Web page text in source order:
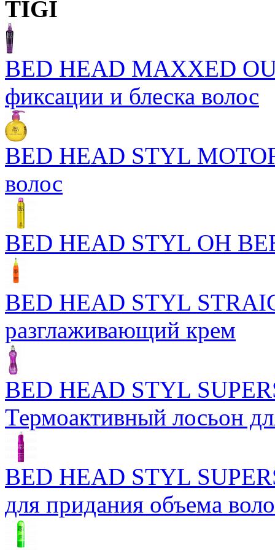
TIGI
BED HEAD MAXXED
фиксации и блеска волос
BED HEAD STYL
волос
BED HEAD STYL OH
BED HEAD STYL
разглаживающий крем
BED HEAD STYL
Термоактивный лосьон
BED HEAD STYL
для придания объема